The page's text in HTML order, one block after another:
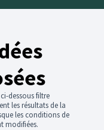
dessous filtre
les résultats de la
les conditions de
modifiées.